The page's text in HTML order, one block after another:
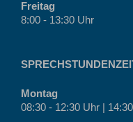
Freitag
8:00 - 13:30 Uhr
Montag
08:30 - 12:30 Uhr |